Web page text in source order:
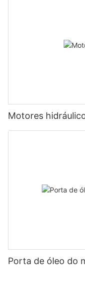
Motores
Porta de óleo do